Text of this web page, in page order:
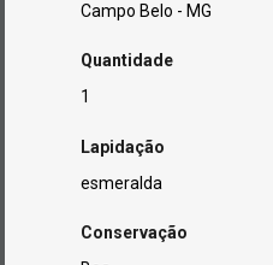
Campo Belo - MG
Quantidade
1
Lapidação
esmeralda
Conservação